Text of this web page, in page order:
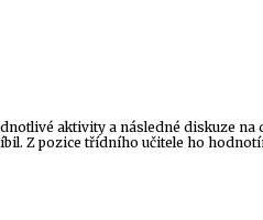
aktivity a následné diskuze na
Z pozice třídního učitele ho